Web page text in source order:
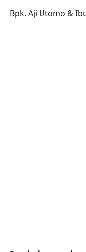
Bpk. Aji Utomo &